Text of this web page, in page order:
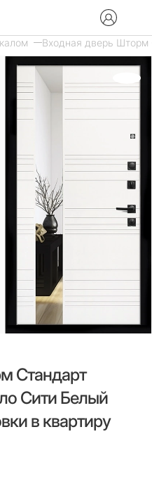
Входная дверь Шторм
Стандарт
Сити Белый
в квартиру